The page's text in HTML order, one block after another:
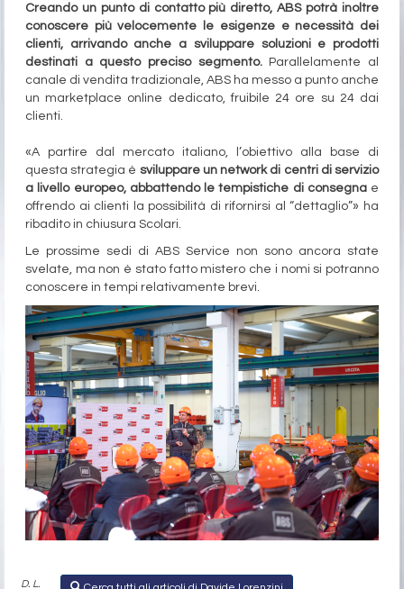
Creando un punto di contatto più diretto, ABS potrà inoltre
conoscere più velocemente le esigenze e necessità dei
clienti, arrivando anche a sviluppare soluzioni e prodotti
destinati a questo preciso segmento. Parallelamente al
canale di vendita tradizionale, ABS ha messo a punto anche
un marketplace online dedicato, fruibile 24 ore su 24 dai
clienti.
«A partire dal mercato italiano, l’obiettivo alla base di
questa strategia è sviluppare un network di centri di servizio
a livello europeo, abbattendo le tempistiche di consegnae
offrendo ai clienti la possibilità di rifornirsi al “dettaglio”» ha
ribadito in chiusura Scolari.
Le prossime sedi di ABS Service non sono ancora state
svelate, ma non è stato fatto mistero che i nomi si potranno
conoscere in tempi relativamente brevi.
D. L.